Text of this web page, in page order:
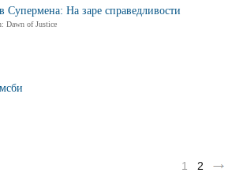
1 2
Супермена: На заре справедливости
Dawn of Justice